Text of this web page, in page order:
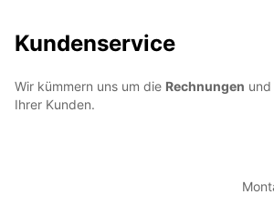
Kundenservice
Wir kümmern uns um die Rechnungen und
Ihrer Kunden.